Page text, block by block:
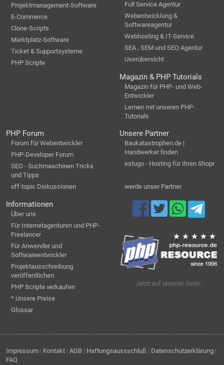
Projektmanagement-Software
E-Commerce
Clone-Scripts
Marktplatz-Software
Ticket & Supportsysteme
PHP Scripte
Full Service Agentur
Webentwicklung &
Softwareagentur
Webhosting & IT-Service
SEA , SEM und SEO Agentur
Userübersicht
Magazin & PHP Tutorials
Magazin für PHP- und Web-
Entwickler
Lernen mit unseren PHP-
Tutorials
PHP Forum
Forum für Webentwickler
PHP-Developer Forum
SEO - Suchmaschinen Tricks
und Tipps
off-topic Diskussionen
Unsere Partner
Baukatastrophen.de |
Handwerker finden
estugo - Hosting für Ihren Shopr
werde unser Partner
Informationen
Über uns
Für Internetagenturen und PHP-
Freelancer
Für Anwender und
Softwareentwickler
Projektausschreibung
veröffentlichen
PHP Scripte verkaufen
* Unsere Preise
Glossar
Jetzt auf unserer Seite:
Impressum | Kontakt | AGB | Haftungsaussschluß | Datenschutzerklärung |
FAQ